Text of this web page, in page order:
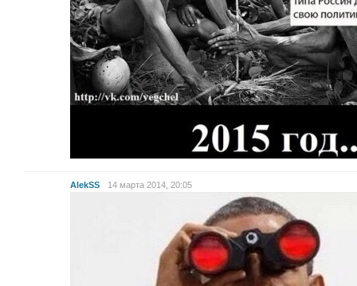
AlekSS 14 марта 2014, 20:05